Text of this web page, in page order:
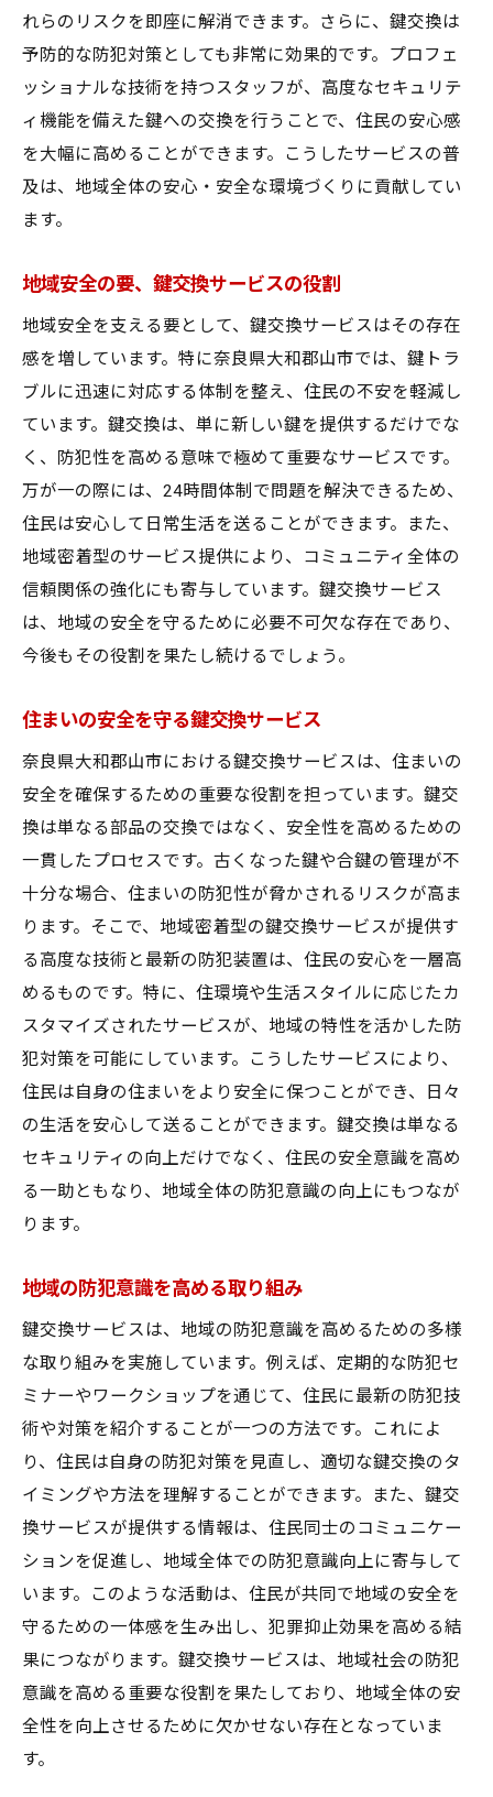
れらのリスクを即座に解消できます。さらに、鍵交換は
予防的な防犯対策としても非常に効果的です。プロフェ
ッショナルな技術を持つスタッフが、高度なセキュリテ
ィ機能を備えた鍵への交換を行うことで、住民の安心感
を大幅に高めることができます。こうしたサービスの普
及は、地域全体の安心・安全な環境づくりに貢献してい
ます。
地域安全の要、鍵交換サービスの役割
地域安全を支える要として、鍵交換サービスはその存在
感を増しています。特に奈良県大和郡山市では、鍵トラ
ブルに迅速に対応する体制を整え、住民の不安を軽減し
ています。鍵交換は、単に新しい鍵を提供するだけでな
く、防犯性を高める意味で極めて重要なサービスです。
万が一の際には、24時間体制で問題を解決できるため、
住民は安心して日常生活を送ることができます。また、
地域密着型のサービス提供により、コミュニティ全体の
信頼関係の強化にも寄与しています。鍵交換サービス
は、地域の安全を守るために必要不可欠な存在であり、
今後もその役割を果たし続けるでしょう。
住まいの安全を守る鍵交換サービス
奈良県大和郡山市における鍵交換サービスは、住まいの
安全を確保するための重要な役割を担っています。鍵交
換は単なる部品の交換ではなく、安全性を高めるための
一貫したプロセスです。古くなった鍵や合鍵の管理が不
十分な場合、住まいの防犯性が脅かされるリスクが高ま
ります。そこで、地域密着型の鍵交換サービスが提供す
る高度な技術と最新の防犯装置は、住民の安心を一層高
めるものです。特に、住環境や生活スタイルに応じたカ
スタマイズされたサービスが、地域の特性を活かした防
犯対策を可能にしています。こうしたサービスにより、
住民は自身の住まいをより安全に保つことができ、日々
の生活を安心して送ることができます。鍵交換は単なる
セキュリティの向上だけでなく、住民の安全意識を高め
る一助ともなり、地域全体の防犯意識の向上にもつなが
ります。
地域の防犯意識を高める取り組み
鍵交換サービスは、地域の防犯意識を高めるための多様
な取り組みを実施しています。例えば、定期的な防犯セ
ミナーやワークショップを通じて、住民に最新の防犯技
術や対策を紹介することが一つの方法です。これによ
り、住民は自身の防犯対策を見直し、適切な鍵交換のタ
イミングや方法を理解することができます。また、鍵交
換サービスが提供する情報は、住民同士のコミュニケー
ションを促進し、地域全体での防犯意識向上に寄与して
います。このような活動は、住民が共同で地域の安全を
守るための一体感を生み出し、犯罪抑止効果を高める結
果につながります。鍵交換サービスは、地域社会の防犯
意識を高める重要な役割を果たしており、地域全体の安
全性を向上させるために欠かせない存在となっていま
す。